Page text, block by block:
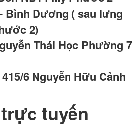
Bình Dương ( sau lưng
2)
Thái Học Phường 7
6 Nguyễn Hữu Cảnh
tuyến